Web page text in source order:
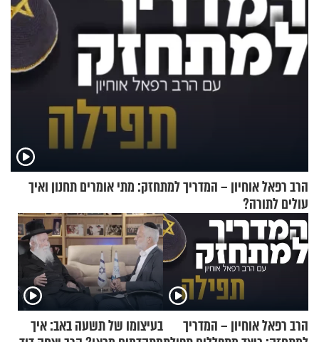
הרב רפאל אוחיון – המדריך למתחזק: מתי אומרים תחנון ואיך
עולים לתורה?
הרב רפאל אוחיון – המדריך
בעיצומו של תשעה באב: איך